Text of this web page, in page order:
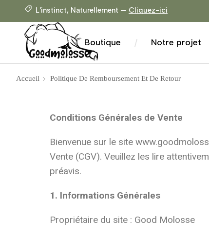
L'instinct, Naturellement — Cliquez-ici
Boutique / Notre projet
Accueil Politique De Remboursement Et De Retour
Conditions Générales de Vente
Bienvenue sur le site
Vente (CGV). Veuillez les lire
préavis.
1. Informations Générales
Propriétaire du site : Good Molosse